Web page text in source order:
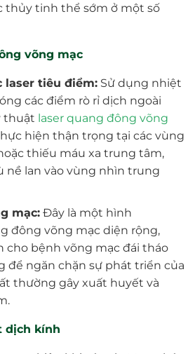
thủy tinh thể sớm ở một số
võng mạc
laser tiêu điểm:Sử dụng nhiệt
các điểm rò rỉ dịch ngoài
thuật laser quang đông võng
hiện thận trọng tại các vùng
thiếu máu xa trung tâm,
nề lan vào vùng nhìn trung
mạc:Đây là một hình
đông võng mạc diện rộng,
cho bệnh võng mạc đái tháo
để ngăn chặn sự phát triển của
thường gây xuất huyết và
dịch kính